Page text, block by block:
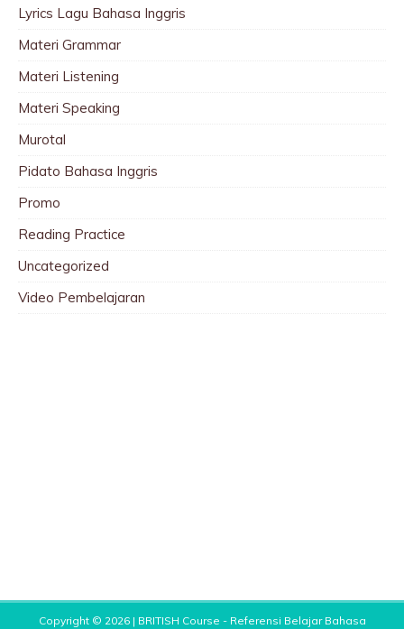
Lyrics Lagu Bahasa Inggris
Materi Grammar
Materi Listening
Materi Speaking
Murotal
Pidato Bahasa Inggris
Promo
Reading Practice
Uncategorized
Video Pembelajaran
Copyright © 2026 | BRITISH Course - Referensi Belajar Bahasa